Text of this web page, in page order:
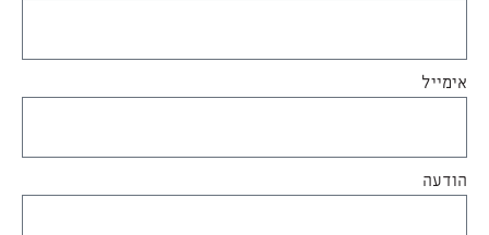
אימייל
הודעה